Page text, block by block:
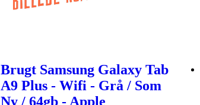
Brugt Samsung Galaxy Tab
A9 Plus - Wifi - Grå / Som
Ny / 64gb - Apple